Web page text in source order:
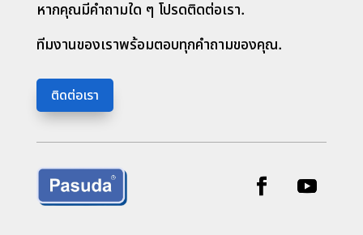
หากคุณมีคำถามใด ๆ โปรดติดต่อเรา.
ทีมงานของเราพร้อมตอบทุกคำถามของคุณ.
ติดต่อเรา